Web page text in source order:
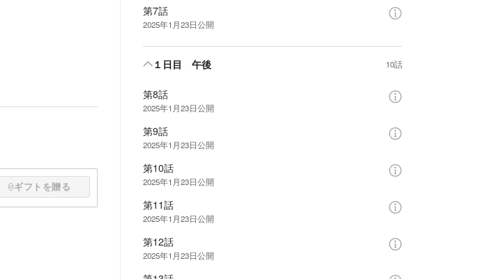
ギフトを贈る
第7話
2025年1月23日公開
１日目 午後 10話
第8話
2025年1月23日公開
第9話
2025年1月23日公開
第10話
2025年1月23日公開
第11話
2025年1月23日公開
第12話
2025年1月23日公開